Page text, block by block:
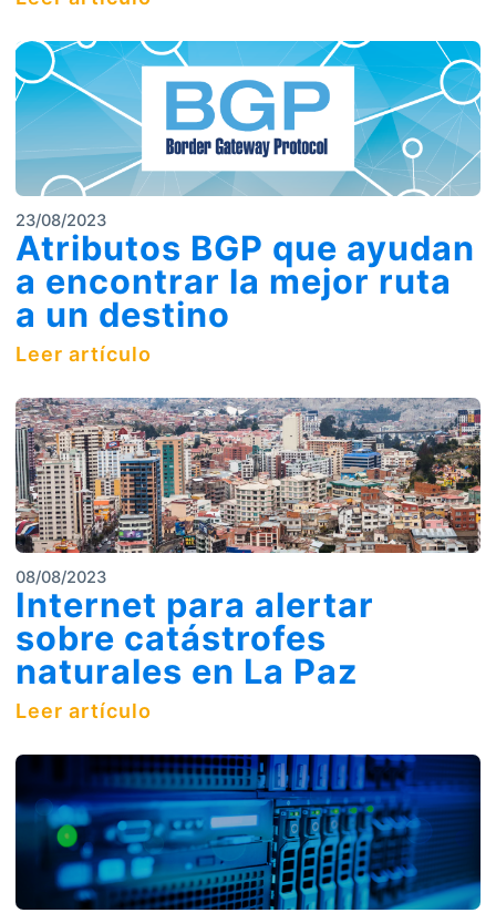
23/08/2023
Atributos BGP que ayudan
a encontrar la mejor ruta
a un destino
Leer artículo
08/08/2023
Internet para alertar
sobre catástrofes
naturales en La Paz
Leer artículo